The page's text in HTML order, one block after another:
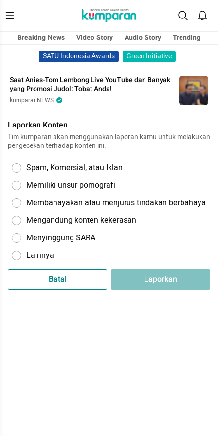
Breaking News Video Story Audio Story
Trending
SATU Indonesia Awards
Green Initiative
Saat Anies-Tom Lembong Live YouTube dan Banyak
yang Promosi Judol: Tobat Anda!
kumparanNEWS
Laporkan Konten
Tim kumparan akan menggunakan laporan kamu untuk melakukan
pengecekan terhadap konten ini.
Spam, Komersial, atau Iklan
Memiliki unsur pornografi
Membahayakan atau menjurus tindakan berbahaya
Mengandung konten kekerasan
Menyinggung SARA
Lainnya
Batal Laporkan